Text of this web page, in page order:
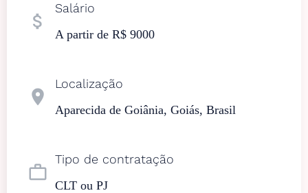
attach_money
Salário
A partir de R$ 9000
location_on
Localização
Aparecida de Goiânia, Goiás, Brasil
work_outline
Tipo de contratação
CLT ou PJ